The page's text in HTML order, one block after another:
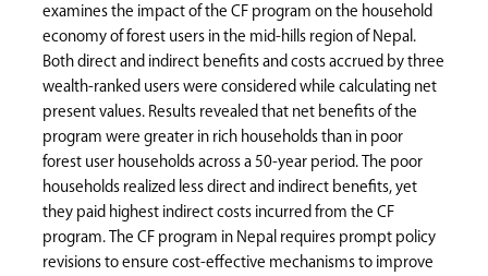
examines the impact of the CF program on the household
economy of forest users in the mid-hills region of Nepal.
Both direct and indirect benefits and costs accrued by three
wealth-ranked users were considered while calculating net
present values. Results revealed that net benefits of the
program were greater in rich households than in poor
forest user households across a 50-year period. The poor
households realized less direct and indirect benefits, yet
they paid highest indirect costs incurred from the CF
program. The CF program in Nepal requires prompt policy
revisions to ensure cost-effective mechanisms to improve